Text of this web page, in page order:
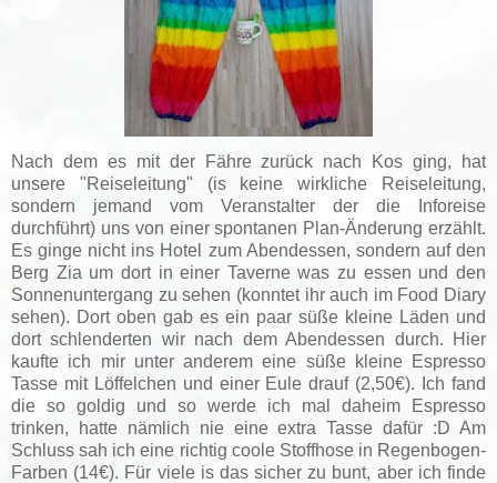
Nach dem es mit der Fähre zurück nach Kos ging, hat
unsere "Reiseleitung" (is keine wirkliche Reiseleitung,
sondern jemand vom Veranstalter der die Inforeise
durchführt) uns von einer spontanen Plan-Änderung erzählt.
Es ginge nicht ins Hotel zum Abendessen, sondern auf den
Berg Zia um dort in einer Taverne was zu essen und den
Sonnenuntergang zu sehen (konntet ihr auch im Food Diary
sehen). Dort oben gab es ein paar süße kleine Läden und
dort schlenderten wir nach dem Abendessen durch. Hier
kaufte ich mir unter anderem eine süße kleine Espresso
Tasse mit Löffelchen und einer Eule drauf (2,50€). Ich fand
die so goldig und so werde ich mal daheim Espresso
trinken, hatte nämlich nie eine extra Tasse dafür :D Am
Schluss sah ich eine richtig coole Stoffhose in Regenbogen-
Farben (14€). Für viele is das sicher zu bunt, aber ich finde